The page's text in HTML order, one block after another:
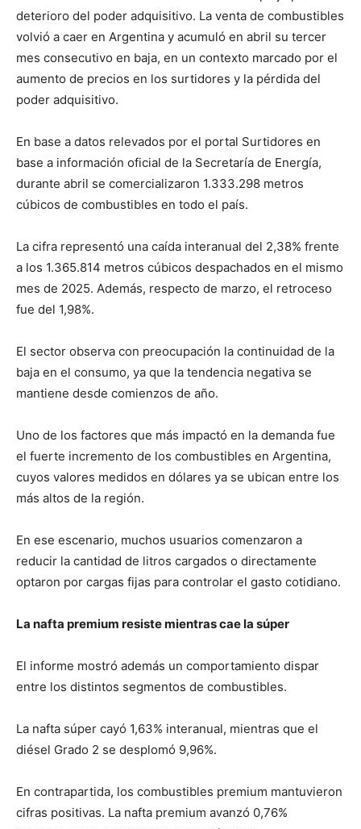
deterioro del poder adquisitivo. La venta de combustibles
volvió a caer en Argentina y acumuló en abril su tercer
mes consecutivo en baja, en un contexto marcado por el
aumento de precios en los surtidores y la pérdida del
poder adquisitivo.
En base a datos relevados por el portal Surtidores en
base a información oficial de la Secretaría de Energía,
durante abril se comercializaron 1.333.298 metros
cúbicos de combustibles en todo el país.
La cifra representó una caída interanual del 2,38% frente
a los 1.365.814 metros cúbicos despachados en el mismo
mes de 2025. Además, respecto de marzo, el retroceso
fue del 1,98%.
El sector observa con preocupación la continuidad de la
baja en el consumo, ya que la tendencia negativa se
mantiene desde comienzos de año.
Uno de los factores que más impactó en la demanda fue
el fuerte incremento de los combustibles en Argentina,
cuyos valores medidos en dólares ya se ubican entre los
más altos de la región.
En ese escenario, muchos usuarios comenzaron a
reducir la cantidad de litros cargados o directamente
optaron por cargas fijas para controlar el gasto cotidiano.
La nafta premium resiste mientras cae la súper
El informe mostró además un comportamiento dispar
entre los distintos segmentos de combustibles.
La nafta súper cayó 1,63% interanual, mientras que el
diésel Grado 2 se desplomó 9,96%.
En contrapartida, los combustibles premium mantuvieron
cifras positivas. La nafta premium avanzó 0,76%